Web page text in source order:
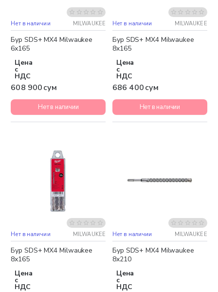
Нет в наличии MILWAUKEE
Бур SDS+ MX4 Milwaukee
6x165
Цена
с
НДС
608 900 сум
Нет в наличии
Нет в наличии MILWAUKEE
Бур SDS+ MX4 Milwaukee
8x165
Цена
с
НДС
686 400 сум
Нет в наличии
Нет в наличии MILWAUKEE
Бур SDS+ MX4 Milwaukee
8x165
Цена
с
НДС
Нет в наличии MILWAUKEE
Бур SDS+ MX4 Milwaukee
8x210
Цена
с
НДС